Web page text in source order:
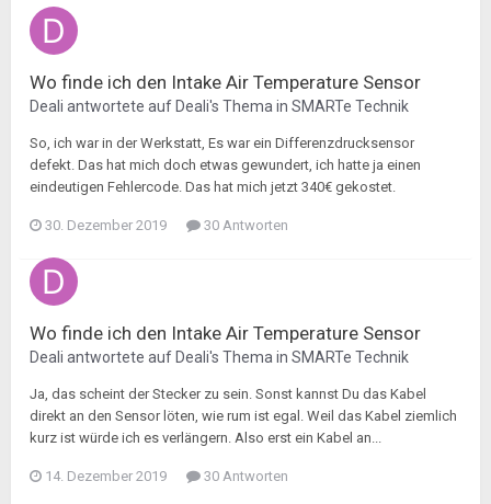
Wo finde ich den Intake Air Temperature Sensor
Deali antwortete auf Deali's Thema in SMARTe Technik
So, ich war in der Werkstatt, Es war ein Differenzdrucksensor
defekt. Das hat mich doch etwas gewundert, ich hatte ja einen
eindeutigen Fehlercode. Das hat mich jetzt 340€ gekostet.
30. Dezember 2019 30 Antworten
Wo finde ich den Intake Air Temperature Sensor
Deali antwortete auf Deali's Thema in SMARTe Technik
Ja, das scheint der Stecker zu sein. Sonst kannst Du das Kabel
direkt an den Sensor löten, wie rum ist egal. Weil das Kabel ziemlich
kurz ist würde ich es verlängern. Also erst ein Kabel an...
14. Dezember 2019 30 Antworten